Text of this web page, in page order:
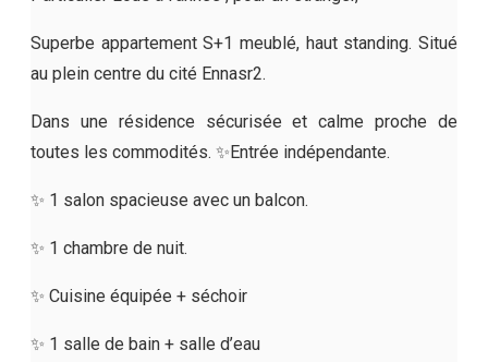
Superbe appartement S+1 meublé, haut standing. Situé
au plein centre du cité Ennasr2.
Dans une résidence sécurisée et calme proche de
toutes les commodités. ✨Entrée indépendante.
✨ 1 salon spacieuse avec un balcon.
✨ 1 chambre de nuit.
✨ Cuisine équipée + séchoir
✨ 1 salle de bain + salle d’eau